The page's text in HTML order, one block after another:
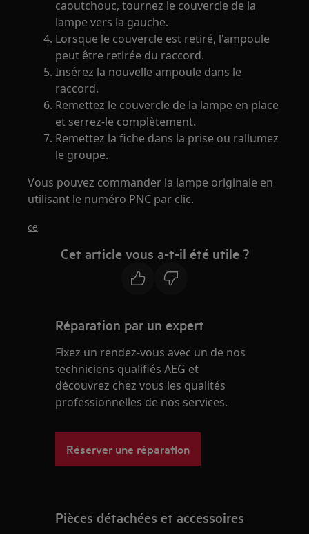
caoutchouc, tournez le couvercle de la
lampe vers la gauche.
Lorsque le couvercle est retiré, l'ampoule
peut être retirée du raccord.
Insérez la nouvelle ampoule dans le
raccord.
Remettez le couvercle de la lampe en place
et serrez-le complètement.
Remettez la fiche dans la prise ou rallumez
le groupe.
Vous pouvez commander la lampe originale en
utilisant le numéro PNC par clic.
ce
Cet article vous a-t-il été utile ?
Réparation par un expert
Fixez un rendez-vous avec un de nos
techniciens qualifiés AEG et
découvrez chez vous les qualités
professionnelles de nos services.
Réserver une réparation
Pièces détachées et accessoires